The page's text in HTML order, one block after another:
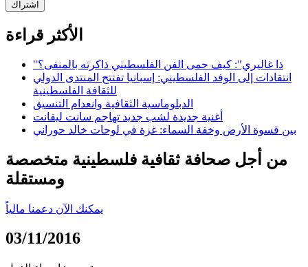
اشتراك
الأكثر قراءة
"ذا غاليري": كيف حمى الفن الفلسطيني ذاكرته بالمنفى؟
انتقادات إلى الوفد الفلسطيني: إسبانيا تفتتح المنتدى الدولي
للثقافة الفلسطينية
الدبلوماسية الثقافية وانعدام التنسيق
أغنية جديدة لشب جديد تهاجم سانت ليفانت
بين قسوة الأرض وخفة السماء: غزة في لوحات خالد حوراني
من أجل صحافة ثقافية فلسطينية متخصصة
ومستقلة
يمكنك الآن دعمنا مالياً
03/11/2016